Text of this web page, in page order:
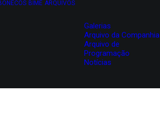
BIME ARQUIVOS
Galerias
Arquivo da Companhia
Arquivo de
Programação
Notícias